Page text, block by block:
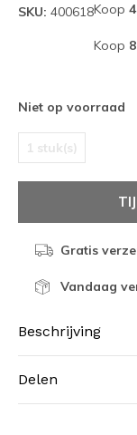
SKU: 400618Koop 4
Koop 8
Niet op voorraad
1 stuk(s)
Gratis
Vandaag
Beschrijving
Delen